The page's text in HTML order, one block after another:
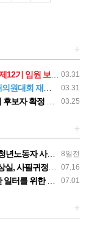
+
03.31
궐선거결과 공고
03.31
회 재소집 건
03.25
자 확정 공고
+
8일전
발방지 대책 마련하라
07.16
사필귀정이다
07.01
감시단 선포 기자회견
+